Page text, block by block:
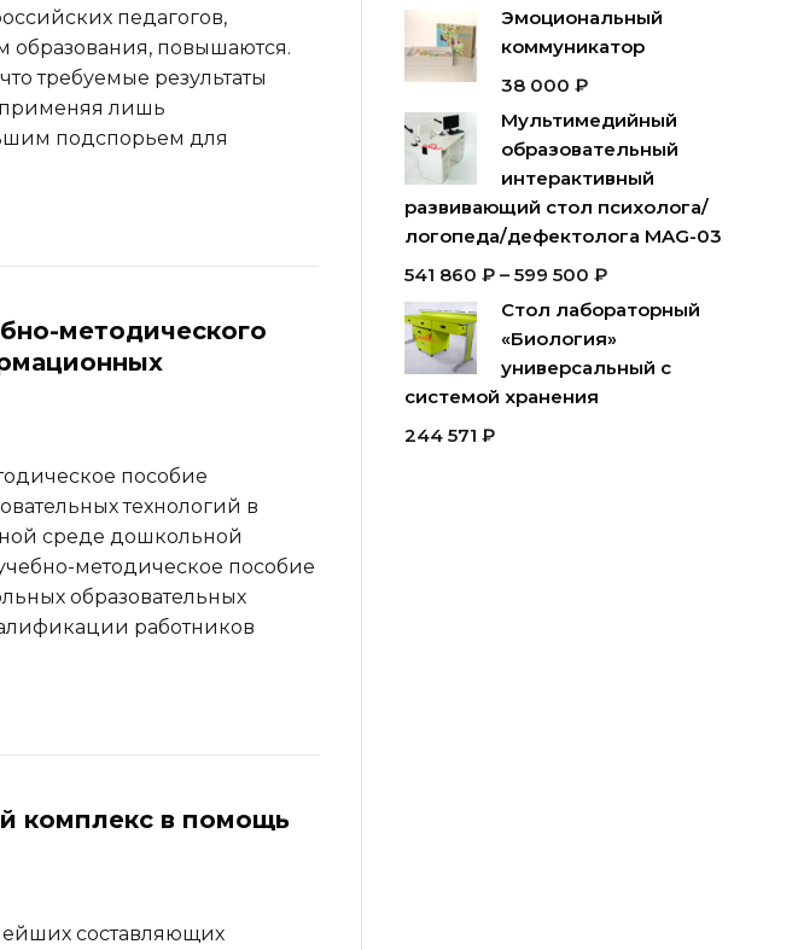
педагогов,
образования, повышаются.
требуемые результаты
применяя лишь
подспорьем для
методического
пособие
технологий в
среде дошкольной
методическое пособие
образовательных
работников
комплекс в помощь
составляющих
Эмоциональный
коммуникатор
38 000 ₽
Мультимедийный
образовательный
интерактивный
развивающий стол психолога/
логопеда/дефектолога MAG-03
541 860 ₽– 599 500 ₽
Стол лабораторный
«Биология»
универсальный с
системой хранения
244 571 ₽